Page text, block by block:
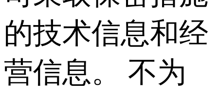
的技术信息和经
营信息。 不为